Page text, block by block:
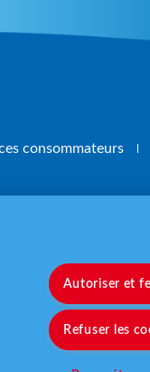
consommateurs
jourAutoriser et
Refuser les